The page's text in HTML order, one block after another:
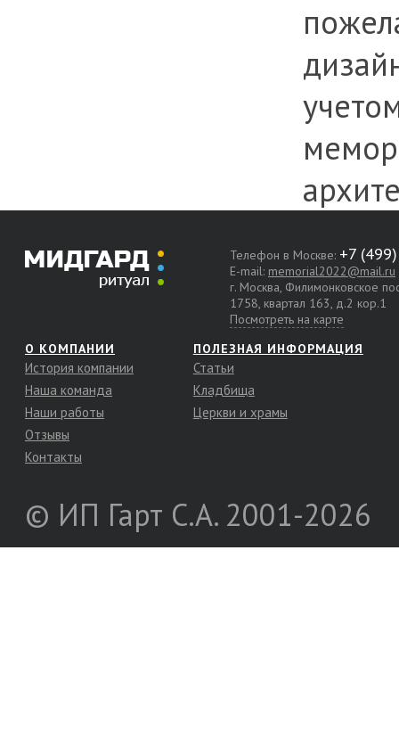
Телефон в Москве:
E-mail: memorial2022@mail.ru
г. Москва, Филимонковское
1758, квартал 163, д.2 кор.1
Посмотреть на карте
О КОМПАНИИ
История компании
Наша команда
Наши работы
Отзывы
Контакты
ПОЛЕЗНАЯ ИНФОРМАЦИЯ
Статьи
Кладбища
Церкви и храмы
© ИП Гарт С.А. 2001-2026